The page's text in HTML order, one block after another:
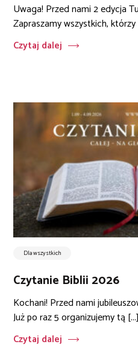
Uwaga! Przed nami 2 edycja
Zapraszamy wszystkich, którzy
Czytaj dalej
Dla wszystkich
Czytanie Biblii 2026
Kochani! Przed nami
Już po raz 5 organizujemy tą [...]
Czytaj dalej